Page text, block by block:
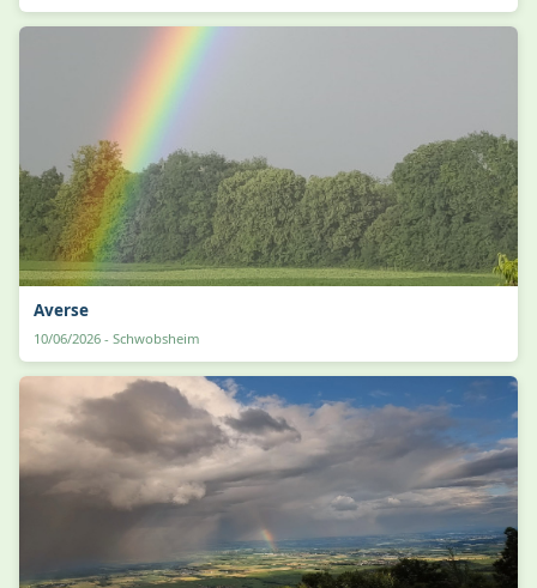
Averse
10/06/2026 - Schwobsheim